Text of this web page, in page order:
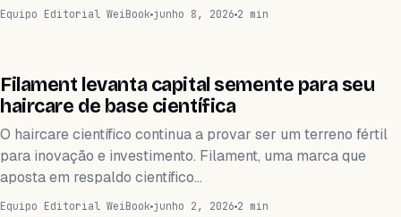
Equipo Editorial WeiBook junho 8, 2026 2 min
FINANZAS
Filament levanta capital semente para seu
haircare de base científica
O haircare científico continua a provar ser um terreno fértil
para inovação e investimento. Filament, uma marca que
aposta em respaldo científico…
Equipo Editorial WeiBook junho 2, 2026 2 min